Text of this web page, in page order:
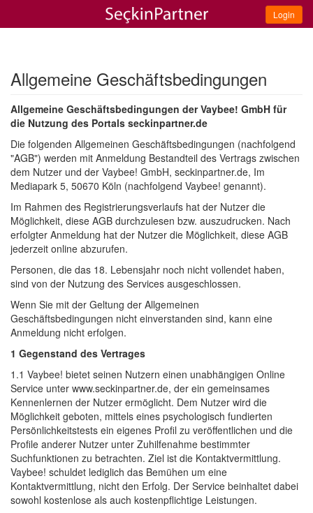
Login
Allgemeine Geschäftsbedingungen
Allgemeine Geschäftsbedingungen der Vaybee! GmbH für
die Nutzung des Portals seckinpartner.de
Die folgenden Allgemeinen Geschäftsbedingungen (nachfolgend
"AGB") werden mit Anmeldung Bestandteil des Vertrags zwischen
dem Nutzer und der Vaybee! GmbH, seckinpartner.de, Im
Mediapark 5, 50670 Köln (nachfolgend Vaybee! genannt).
Im Rahmen des Registrierungsverlaufs hat der Nutzer die
Möglichkeit, diese AGB durchzulesen bzw. auszudrucken. Nach
erfolgter Anmeldung hat der Nutzer die Möglichkeit, diese AGB
jederzeit online abzurufen.
Personen, die das 18. Lebensjahr noch nicht vollendet haben,
sind von der Nutzung des Services ausgeschlossen.
Wenn Sie mit der Geltung der Allgemeinen
Geschäftsbedingungen nicht einverstanden sind, kann eine
Anmeldung nicht erfolgen.
1 Gegenstand des Vertrages
1.1 Vaybee! bietet seinen Nutzern einen unabhängigen Online
Service unter www.seckinpartner.de, der ein gemeinsames
Kennenlernen der Nutzer ermöglicht. Dem Nutzer wird die
Möglichkeit geboten, mittels eines psychologisch fundierten
Persönlichkeitstests ein eigenes Profil zu veröffentlichen und die
Profile anderer Nutzer unter Zuhilfenahme bestimmter
Suchfunktionen zu betrachten. Ziel ist die Kontaktvermittlung.
Vaybee! schuldet lediglich das Bemühen um eine
Kontaktvermittlung, nicht den Erfolg. Der Service beinhaltet dabei
sowohl kostenlose als auch kostenpflichtige Leistungen.